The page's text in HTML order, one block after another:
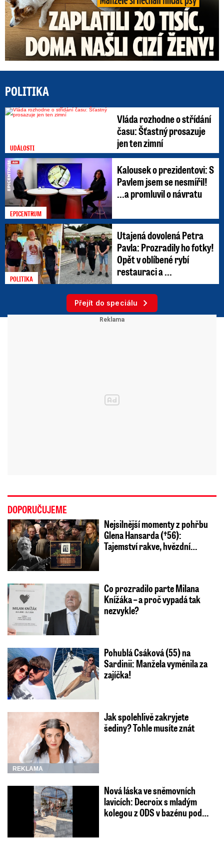
POLITIKA
UDÁLOSTI
Vláda rozhodne o střídání
času: Šťastný prosazuje
jen ten zimní
EPICENTRUM
Kalousek o prezidentovi: S
Pavlem jsem se nesmířil!
...a promluvil o návratu
POLITIKA
Utajená dovolená Petra
Pavla: Prozradily ho fotky!
Opět v oblíbené rybí
restauraci a ...
Přejít do speciálu
DOPORUČUJEME
Nejsilnější momenty z pohřbu
Glena Hansarda (†56):
Tajemství rakve, hvězdní…
Co prozradilo parte Milana
Knížáka – a proč vypadá tak
nezvykle?
Pohublá Csáková (55) na
Sardinii: Manžela vyměnila za
zajíčka!
REKLAMA
Jak spolehlivě zakryjete
šediny? Tohle musíte znát
Nová láska ve sněmovních
lavicích: Decroix s mladým
kolegou z ODS v bazénu pod…